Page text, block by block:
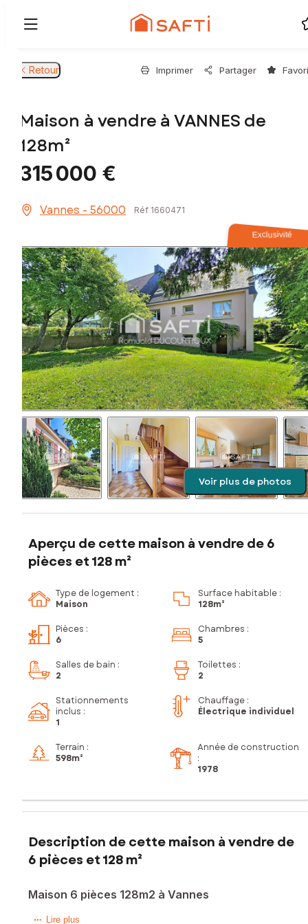
Retour Imprimer Partager
Maison à vendre à VANNES de
128m²
315 000 €
Vannes - 56000 Réf 1660471
Exclusivité
Voir plus de photos
Aperçu de cette maison à vendre de 6
pièces et 128 m²
Type de logement :
Maison
Surface habitable :
128m²
Pièces :
6
Chambres :
5
Salles de bain :
2
Toilettes :
2
Stationnements
inclus :
1
Chauffage :
Électrique individuel
Terrain :
598m²
Année de construction
:
1978
Description de cette maison à vendre de
6 pièces et 128 m²
Maison 6 pièces 128m2 à Vannes
Profitez d'un environnement calme, commodités à pied :
Lire plus